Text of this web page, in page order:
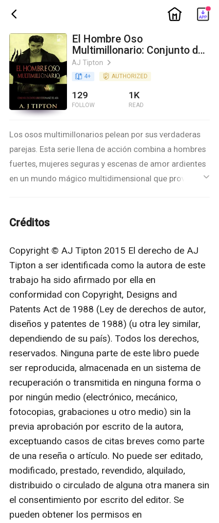
ic_back ic_home
El Hombre Oso
Multimillonario: Conjunto de
Cuatro Libros de Romance
del Alfa
AJ Tipton ic_arrow_right
book_age 4+ detail_authorized AUTHORIZED
129
FOLLOW
1K
READ
Los osos multimillonarios pelean por sus verdaderas
parejas. Esta serie llena de acción combina a hombres
fuertes, mujeres seguras y escenas de amor ardientes
en un mundo mágico multidimensional que provoca a
increíbles. Cuando sus caminos chocan, el efecto es
curvas, platillos que te harán babear, ataques
emocionantes de osos y un amor tan caliente que
vibra. Las parejas de los Alfa: Cleo es una Alfa y
directora de su propia compañía extremadamente
exitosa. Titus y Connor son dueños de un rancho
santuario para criaturas sobrenaturales. Cuando Cleo
se queda varada en su rancho, las chispas literalmente
vuelan. Esta novela vibrante para lectores maduros
involucra una revolcada en la paja (literalmente),
hombres mojados y sensuales apagando fuegos y un
amor que es mágico por el poder de tres. El dominio
del Alfa: Este romance paranormal para adultos
incluye a personas sensuales que se transforman en
osos, meseras de barra sobrenaturales que interfieren,
un entrenamiento mágico explosivo y un romance en
el trabajo tan caliente que derretirá hasta al corazón
más frío. La Flama de Navidad del Alfa: Este romance
paranormal para adultos incluye a hadas valientes, un
caliente juego de póker de prendas y un romance con
ic_default
Créditos
Copyright © AJ Tipton 2015 El derecho de AJ
Tipton a ser identificada como la autora de este
trabajo ha sido afirmado por ella en
conformidad con Copyright, Designs and
Patents Act de 1988 (Ley de derechos de autor,
diseños y patentes de 1988) (u otra ley similar,
dependiendo de su país). Todos los derechos,
reservados. Ninguna parte de este libro puede
ser reproducida, almacenada en un sistema de
recuperación o transmitida en ninguna forma o
por ningún medio (electrónico, mecánico,
fotocopias, grabaciones u otro medio) sin la
previa aprobación por escrito de la autora,
exceptuando casos de citas breves como parte
de una reseña o artículo. No puede ser editado,
modificado, prestado, revendido, alquilado,
distribuido o circulado de alguna otra manera sin
el consentimiento por escrito del editor. Se
pueden obtener los permisos en